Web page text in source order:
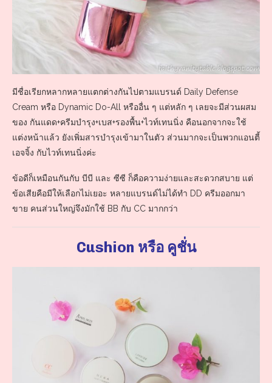
มีชื่อเรียกหลากหลายแตกต่างกันไปตามแบรนด์ Daily Defense
Cream หรือ Dynamic Do-All หรืออื่น ๆ แต่หลัก ๆ เลยจะมีส่วนผสม
ของ กันแดด+ครีมบำรุง+เบส+รองพื้น+ไวท์เทนนิ่ง คือนอกจากจะใช้
แต่งหน้าแล้ว ยังเพิ่มสารบำรุงเข้ามาในตัว ส่วนมากจะเป็นพวกแอนตี้
เอจจิ้ง กับไวท์เทนนิ่งค่ะ
ข้อดีก็เหมือนกันกับ บีบี และ ซีซี ก็คือความง่ายและสะดวกสบาย แต่
ข้อเสียคือมีให้เลือกไม่เยอะ หลายแบรนด์ไม่ได้ทำ DD ครีมออกมา
ขาย คนส่วนใหญ่จึงมักใช้ BB กับ CC มากกว่า
Cushion หรือ คูชั่น